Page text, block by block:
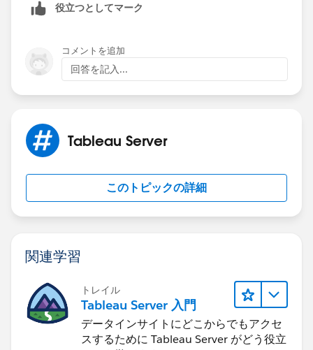
役立つとしてマーク
コメントを追加
回答を記入...
Tableau Server
このトピックの詳細
関連学習
トレイル
Tableau Server 入門
データインサイトにどこからでもアクセ
スするために Tableau Server がどう役立